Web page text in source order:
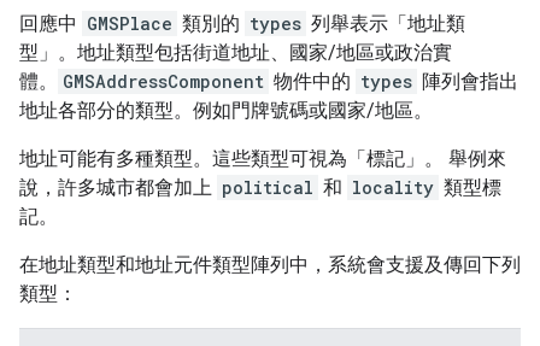
回應中 GMSPlace 類別的 types 列舉表示「地址類
型」 。地址類型包括街道地址、國家/地區或政治實
體。
GMSAddressComponent 物件中的 types 陣列會指出
地址各部分的類型。例如門牌號碼或國家/地區。
地址可能有多種類型。這些類型可視為「標記」。 舉例來
說，許多城市都會加上 political 和 locality 類型標
記。
在地址類型和地址元件類型陣列中，系統會支援及傳回下列
類型：